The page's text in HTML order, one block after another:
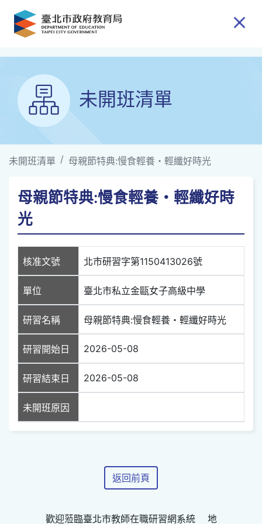
跳到主要內容
未開班清單
未開班清單 母親節特典:慢食輕養・輕纖好時光
母親節特典:慢食輕養・輕纖好時
光
核准文號 北市研習字第1150413026號
單位 臺北市私立金甌女子高級中學
研習名稱 母親節特典:慢食輕養・輕纖好時光
研習開始日 2026-05-08
研習結束日 2026-05-08
未開班原因
返回前頁
歡迎蒞臨臺北市教師在職研習網系統 地